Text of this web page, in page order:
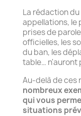
La rédaction
appellations, le
prises de
officielles, les
du ban, les
table… n'auront
Au-delà de ces
nombreux
qui vous
situations